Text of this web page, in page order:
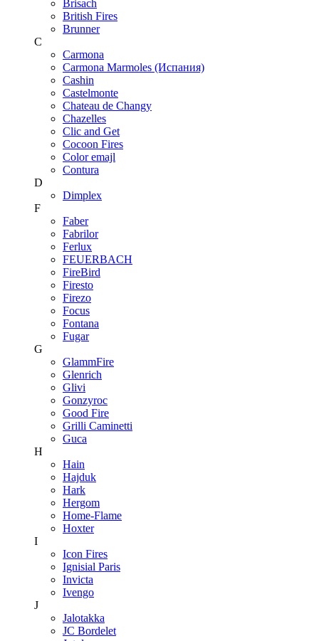
Brisach
British Fires
Brunner
C
Carmona
Carmona Marmoles (Испания)
Cashin
Castelmonte
Chateau de Changy
Chazelles
Clic and Get
Cocoon Fires
Color emajl
Contura
D
Dimplex
F
Faber
Fabrilor
Ferlux
FEUERBACH
FireBird
Firesto
Firezo
Focus
Fontana
Fugar
G
GlammFire
Glenrich
Glivi
Gonzyroc
Good Fire
Grilli Caminetti
Guca
H
Hain
Hajduk
Hark
Hergom
Home-Flame
Hoxter
I
Icon Fires
Ignisial Paris
Invicta
Ivengo
J
Jalotakka
JC Bordelet